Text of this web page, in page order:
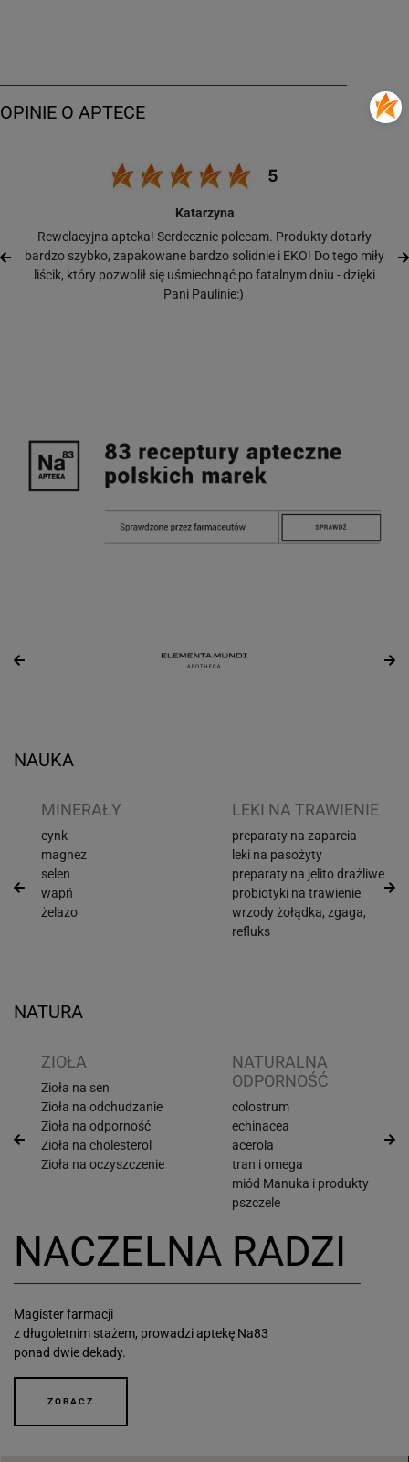
Katarzyna
Rewelacyjna apteka! Serdecznie polecam. Produkty dotarły
bardzo szybko, zapakowane bardzo solidnie i EKO! Do tego miły
liścik, który pozwolił się uśmiechnąć po fatalnym dniu - dzięki
Pani Paulinie:)
NAUKA
MINERAŁY
cynk
magnez
selen
wapń
żelazo
LEKI NA TRAWIENIE
preparaty na zaparcia
leki na pasożyty
preparaty na jelito drażliwe
probiotyki na trawienie
wrzody żołądka, zgaga,
refluks
NATURA
ZIOŁA
Zioła na sen
Zioła na odchudzanie
Zioła na odporność
Zioła na cholesterol
Zioła na oczyszczenie
NATURALNA
ODPORNOŚĆ
colostrum
echinacea
acerola
tran i omega
miód Manuka i produkty
pszczele
NACZELNA RADZI
Magister farmacji
z długoletnim stażem, prowadzi aptekę Na83
ponad dwie dekady.
ZOBACZ